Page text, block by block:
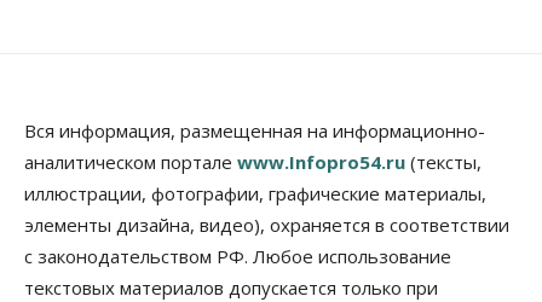
Сибири откладывается
Бизнес Недвижимость
Продажи жилья в Новосибирске находятся на
09 Августа 2026, 18:00
Вся информация, размещенная на информационно-
аналитическом портале www.Infopro54.ru (тексты,
иллюстрации, фотографии, графические материалы,
элементы дизайна, видео), охраняется в соответствии
с законодательством РФ. Любое использование
текстовых материалов допускается только при